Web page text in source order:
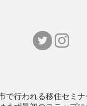
で行われる移住セミ